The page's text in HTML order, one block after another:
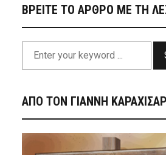
ΒΡΕΙΤΕ ΤΟ ΑΡΘΡΟ ΜΕ ΤΗ
ΑΠΟ ΤΟΝ ΓΙΑΝΝΗ